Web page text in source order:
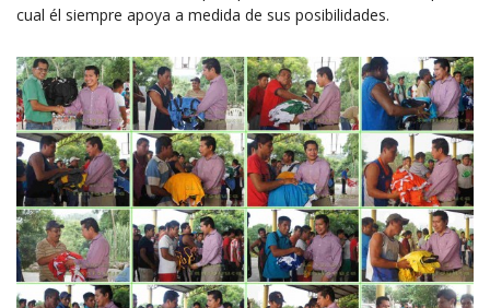
cual él siempre apoya a medida de sus posibilidades.